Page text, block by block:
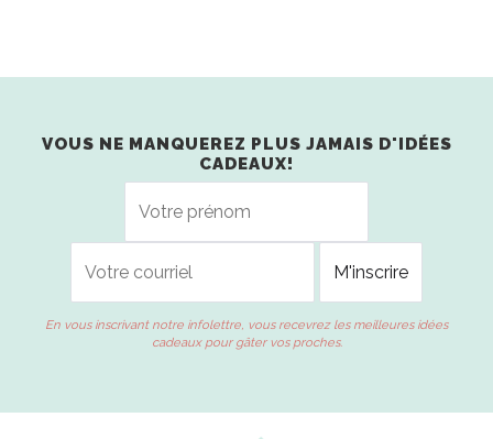
VOUS NE MANQUEREZ PLUS JAMAIS D'IDÉES
CADEAUX!
En vous inscrivant notre infolettre, vous recevrez les meilleures idées
cadeaux pour gâter vos proches.